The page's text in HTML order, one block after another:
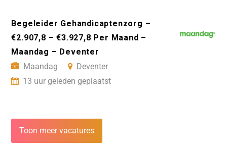
Begeleider Gehandicaptenzorg –
€2.907,8 – €3.927,8 Per Maand –
Maandag – Deventer
Maandag
Deventer
13 uur geleden geplaatst
Toon meer vacatures